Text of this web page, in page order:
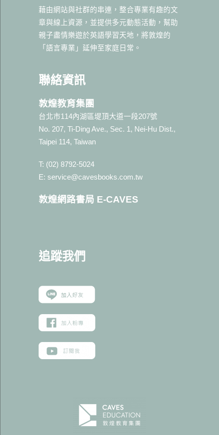
藉由網站與社群的串連，整合專業有趣的文
章與線上資源，並提供多元動態活動，幫助
親子盡情樂遊於英語學習天地，將敦煌的
「語言專業」延伸至家庭日常。
聯絡資訊
敦煌教育集團
台北市114內湖區堤頂大道一段207號
No. 207, Ti-Ding Ave., Sec. 1, Nei-Hu Dist.,
Taipei 114, Taiwan
T: (02) 8792-5024
E: service@cavesbooks.com.tw
敦煌網路書局 E-CAVES
追蹤我們